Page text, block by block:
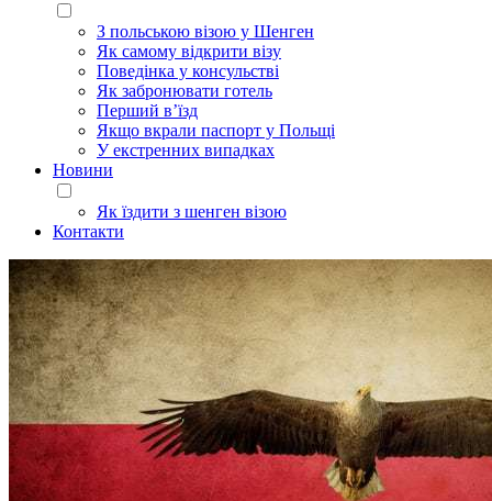
З польською візою у Шенген
Як самому відкрити візу
Поведінка у консульстві
Як забронювати готель
Перший в’їзд
Якщо вкрали паспорт у Польщі
У екстренних випадках
Новини
Як їздити з шенген візою
Контакти